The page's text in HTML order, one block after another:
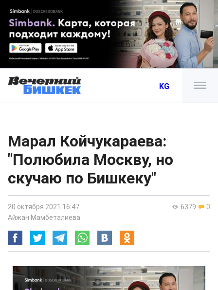
KG
Марал Койчукараева:
"Полюбила Москву, но
скучаю по Бишкеку"
6379 0
20 октября 2021 16:47
Айжан Мамбеталиева